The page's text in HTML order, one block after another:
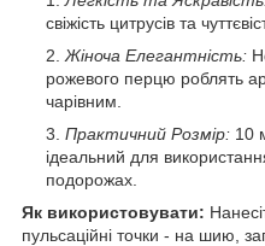
свіжість цитрусів та
Жіноча Елегантність:
рожевого перцю роблять
чарівним.
Практичний Розмір: 10
ідеальний для
подорожах.
Як використовувати:
пульсаційні точки - на шию,